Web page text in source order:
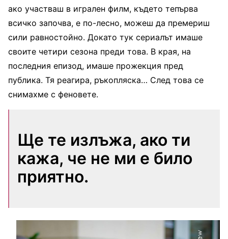
ако участваш в игрален филм, където тепърва
всичко започва, е по-лесно, можеш да премериш
сили равностойно. Докато тук сериалът имаше
своите четири сезона преди това. В края, на
последния епизод, имаше прожекция пред
публика. Тя реагира, ръкопляска… След това се
снимахме с феновете.
Ще те излъжа, ако ти
кажа, че не ми е било
приятно.